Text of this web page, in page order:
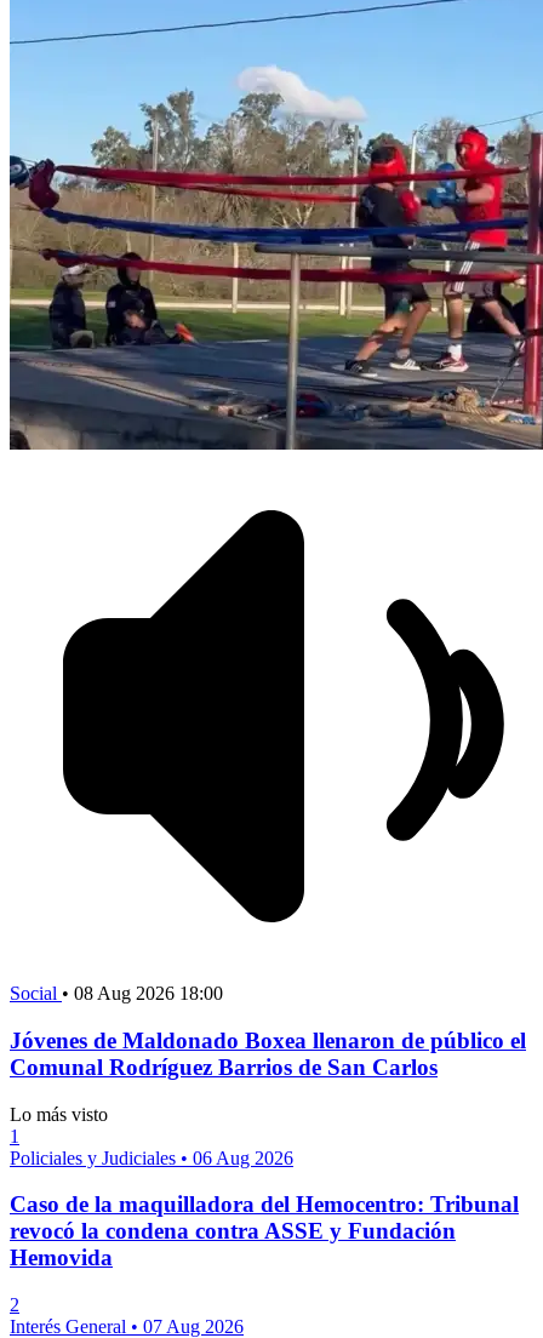
Social • 08 Aug 2026 18:00
Jóvenes de Maldonado Boxea llenaron de público el
Comunal Rodríguez Barrios de San Carlos
Lo más visto
1
Policiales y Judiciales • 06 Aug 2026
Caso de la maquilladora del Hemocentro: Tribunal
revocó la condena contra ASSE y Fundación
Hemovida
2
Interés General • 07 Aug 2026